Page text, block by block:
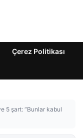
Çerez Politikası
5 şart: “Bunlar kabul